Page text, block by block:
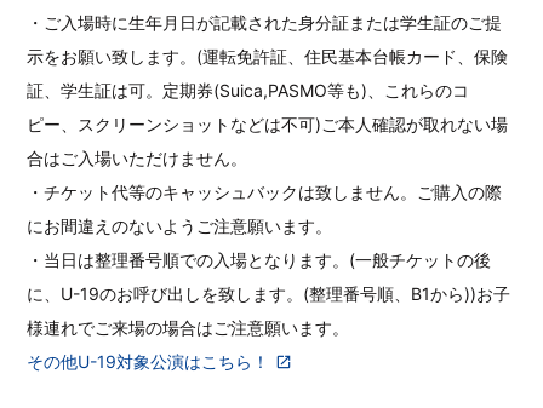
・ご入場時に生年月日が記載された身分証または学生証のご提
示をお願い致します。(運転免許証、住民基本台帳カード、保険
証、学生証は可。定期券(Suica,PASMO等も)、これらのコ
ピー、スクリーンショットなどは不可)ご本人確認が取れない場
合はご入場いただけません。
・チケット代等のキャッシュバックは致しません。ご購入の際
にお間違えのないようご注意願います。
・当日は整理番号順での入場となります。(一般チケットの後
に、U-19のお呼び出しを致します。(整理番号順、B1から))お子
様連れでご来場の場合はご注意願います。
その他U-19対象公演はこちら！